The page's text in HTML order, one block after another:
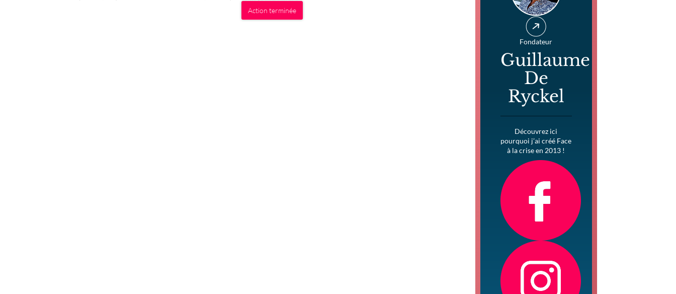
Action terminée
Fondateur
Guillaume
De
Ryckel
Découvrez ici
pourquoi j’ai créé Face
à la crise en 2013 !